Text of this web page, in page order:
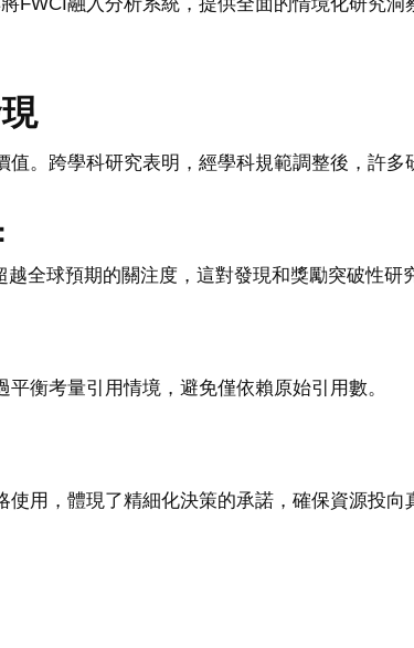
FWCI融入分析系統，提供全面的情境化研究
。跨學科研究表明，經學科規範調整後，許多
全球預期的關注度，這對發現和獎勵突破性研
衡考量引用情境，避免僅依賴原始引用數。
用，體現了精細化決策的承諾，確保資源投